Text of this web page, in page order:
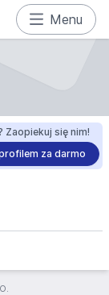
Menu
się nim!
za darmo